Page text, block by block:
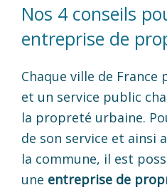
Nos 4 conseils
entreprise de
Chaque ville de France
et un service public
la propreté urbaine.
de son service et ainsi
la commune, il est
une entreprise de